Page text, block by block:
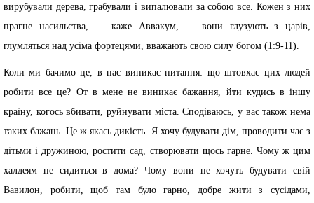
вирубували дерева, грабували і випалювали за собою все. Кожен з них
прагне насильства, — каже Аввакум, — вони глузують з царів,
глумляться над усіма фортецями, вважають свою силу богом (1:9-11).
Коли ми бачимо це, в нас виникає питання: що штовхає цих людей
робити все це? От в мене не виникає бажання, йти кудись в іншу
країну, когось вбивати, руйнувати міста. Сподіваюсь, у вас також нема
таких бажань. Це ж якась дикість. Я хочу будувати дім, проводити час з
дітьми і дружиною, ростити сад, створювати щось гарне. Чому ж цим
халдеям не сидиться в дома? Чому вони не хочуть будувати свій
Вавилон, робити, щоб там було гарно, добре жити з сусідами,